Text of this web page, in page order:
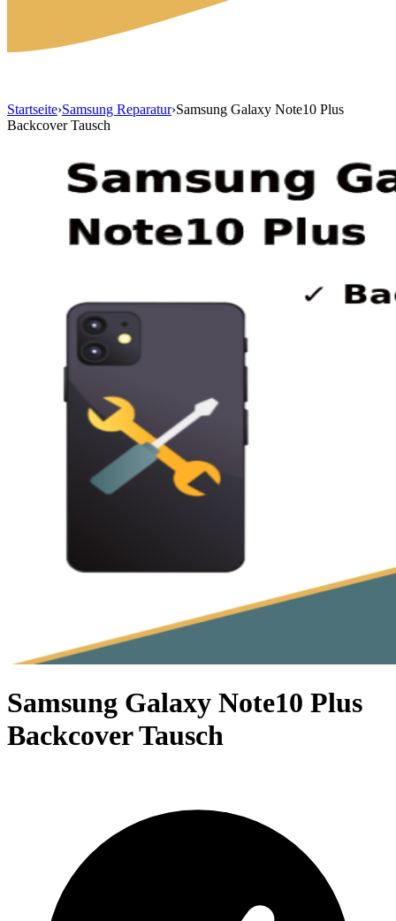
Startseite›Samsung Reparatur›Samsung Galaxy Note10 Plus
Backcover Tausch
Samsung Galaxy Note10 Plus
Backcover Tausch